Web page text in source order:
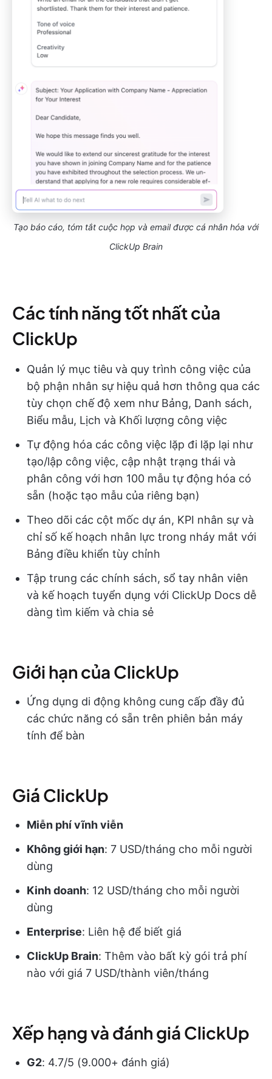
Tạo báo cáo, tóm tắt cuộc họp và email được cá nhân hóa với
ClickUp Brain
Các tính năng tốt nhất của
ClickUp
Quản lý mục tiêu và quy trình công việc của
bộ phận nhân sự hiệu quả hơn thông qua các
tùy chọn chế độ xem như Bảng, Danh sách,
Biểu mẫu, Lịch và Khối lượng công việc
Tự động hóa các công việc lặp đi lặp lại như
tạo/lập công việc, cập nhật trạng thái và
phân công với hơn 100 mẫu tự động hóa có
sẵn (hoặc tạo mẫu của riêng bạn)
Theo dõi các cột mốc dự án, KPI nhân sự và
chỉ số kế hoạch nhân lực trong nháy mắt với
Bảng điều khiển tùy chỉnh
Tập trung các chính sách, sổ tay nhân viên
và kế hoạch tuyển dụng với ClickUp Docs dễ
dàng tìm kiếm và chia sẻ
Giới hạn của ClickUp
Ứng dụng di động không cung cấp đầy đủ
các chức năng có sẵn trên phiên bản máy
tính để bàn
Giá ClickUp
Miễn phí vĩnh viễn
Không giới hạn: 7 USD/tháng cho mỗi người
dùng
Kinh doanh: 12 USD/tháng cho mỗi người
dùng
Enterprise: Liên hệ để biết giá
ClickUp Brain: Thêm vào bất kỳ gói trả phí
nào với giá 7 USD/thành viên/tháng
Xếp hạng và đánh giá ClickUp
G2: 4.7/5 (9.000+ đánh giá)